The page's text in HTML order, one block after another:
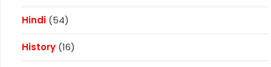
Hindi (54)
History (16)